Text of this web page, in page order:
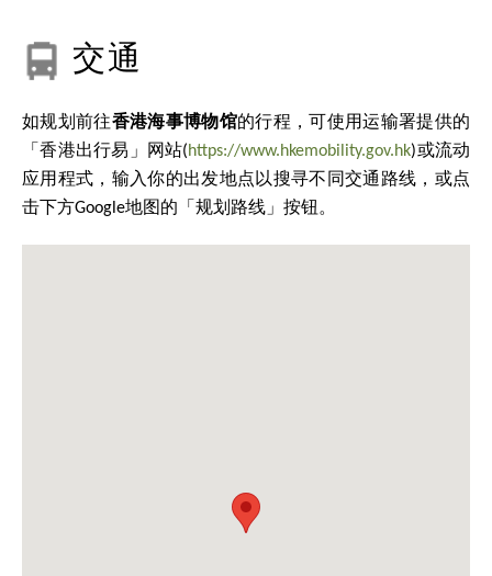
交通
如规划前往香港海事博物馆的行程，可使用运输署提供的
「香港出行易」网站(https://www.hkemobility.gov.hk)或流动
应用程式，输入你的出发地点以搜寻不同交通路线，或点
击下方Google地图的「规划路线」按钮。